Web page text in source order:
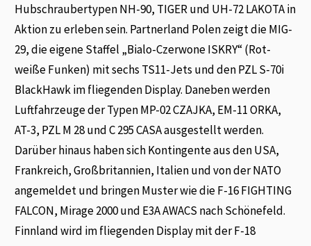
Hubschraubertypen NH-90, TIGER und UH-72 LAKOTA in
Aktion zu erleben sein. Partnerland Polen zeigt die MIG-
29, die eigene Staffel „Bialo-Czerwone ISKRY“ (Rot-
weiße Funken) mit sechs TS11-Jets und den PZL S-70i
BlackHawk im fliegenden Display. Daneben werden
Luftfahrzeuge der Typen MP-02 CZAJKA, EM-11 ORKA,
AT-3, PZL M 28 und C 295 CASA ausgestellt werden.
Darüber hinaus haben sich Kontingente aus den USA,
Frankreich, Großbritannien, Italien und von der NATO
angemeldet und bringen Muster wie die F-16 FIGHTING
FALCON, Mirage 2000 und E3A AWACS nach Schönefeld.
Finnland wird im fliegenden Display mit der F-18